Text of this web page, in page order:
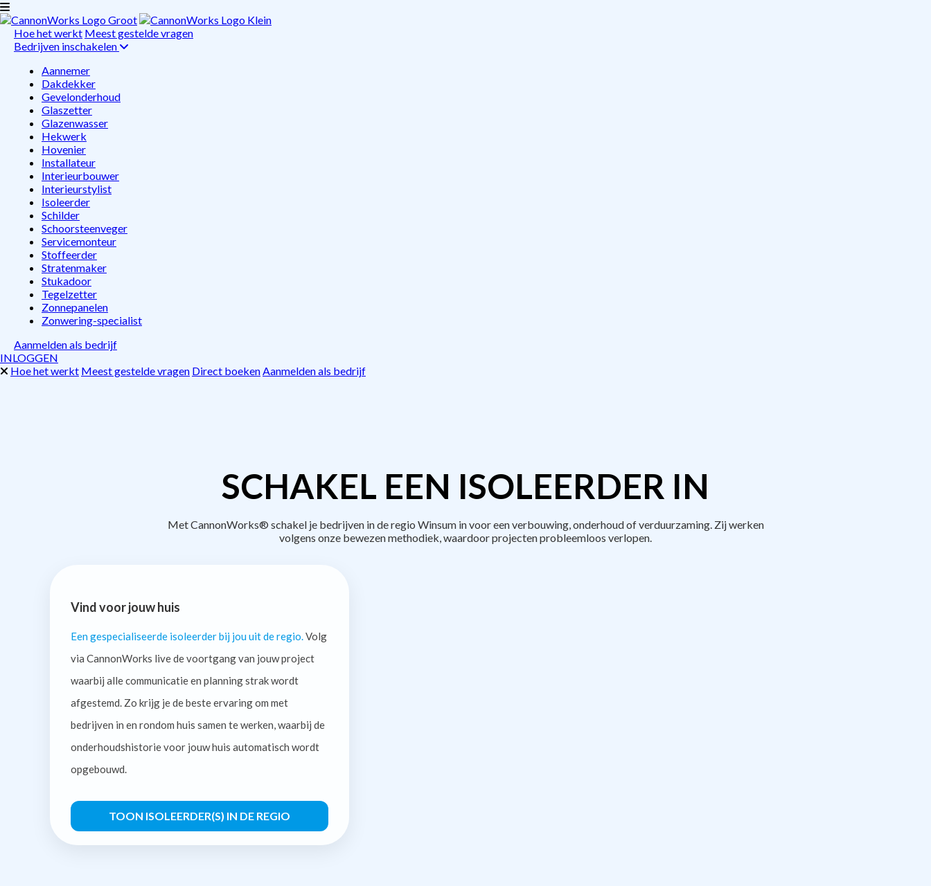
Hoe het werkt Meest gestelde vragen
Bedrijven inschakelen
Aannemer
Dakdekker
Gevelonderhoud
Glaszetter
Glazenwasser
Hekwerk
Hovenier
Installateur
Interieurbouwer
Interieurstylist
Isoleerder
Schilder
Schoorsteenveger
Servicemonteur
Stoffeerder
Stratenmaker
Stukadoor
Tegelzetter
Zonnepanelen
Zonwering-specialist
Aanmelden als bedrijf
INLOGGEN
Hoe het werkt Meest gestelde vragen Direct boekenAanmelden als bedrijf
SCHAKEL EEN ISOLEERDER IN
Met CannonWorks® schakel je bedrijven in de regio Winsum in voor een verbouwing, onderhoud of verduurzaming. Zij werken
volgens onze bewezen methodiek, waardoor projecten probleemloos verlopen.
Vind voor jouw huis
Een gespecialiseerde isoleerder bij jou uit de regio. Volg
via CannonWorks live de voortgang van jouw project
waarbij alle communicatie en planning strak wordt
afgestemd. Zo krijg je de beste ervaring om met
bedrijven in en rondom huis samen te werken, waarbij de
onderhoudshistorie voor jouw huis automatisch wordt
opgebouwd.
TOON ISOLEERDER(S) IN DE REGIO